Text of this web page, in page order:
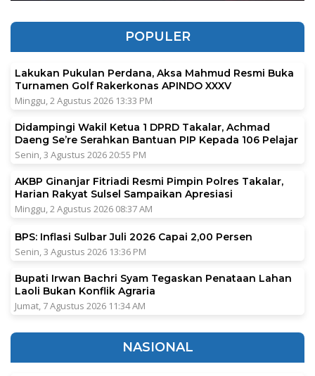
POPULER
Lakukan Pukulan Perdana, Aksa Mahmud Resmi Buka
Turnamen Golf Rakerkonas APINDO XXXV
Minggu, 2 Agustus 2026 13:33 PM
Didampingi Wakil Ketua 1 DPRD Takalar, Achmad
Daeng Se’re Serahkan Bantuan PIP Kepada 106 Pelajar
Senin, 3 Agustus 2026 20:55 PM
AKBP Ginanjar Fitriadi Resmi Pimpin Polres Takalar,
Harian Rakyat Sulsel Sampaikan Apresiasi
Minggu, 2 Agustus 2026 08:37 AM
BPS: Inflasi Sulbar Juli 2026 Capai 2,00 Persen
Senin, 3 Agustus 2026 13:36 PM
Bupati Irwan Bachri Syam Tegaskan Penataan Lahan
Laoli Bukan Konflik Agraria
Jumat, 7 Agustus 2026 11:34 AM
NASIONAL